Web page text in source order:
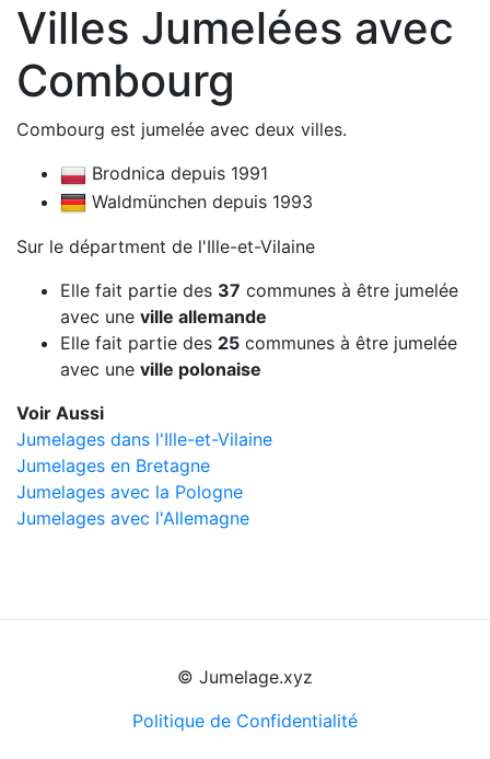
Villes Jumelées avec
Combourg
Combourg est jumelée avec deux villes.
Brodnica depuis 1991
Waldmünchen depuis 1993
Sur le départment de l'Ille-et-Vilaine
Elle fait partie des 37 communes à être jumelée
avec une ville allemande
Elle fait partie des 25 communes à être jumelée
avec une ville polonaise
Voir Aussi
Jumelages dans l'Ille-et-Vilaine
Jumelages en Bretagne
Jumelages avec la Pologne
Jumelages avec l'Allemagne
© Jumelage.xyz
Politique de Confidentialité